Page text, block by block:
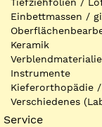
Einbettmassen /
Keramik
Instrumente
Kieferorthopädie
Verschiedenes
Service